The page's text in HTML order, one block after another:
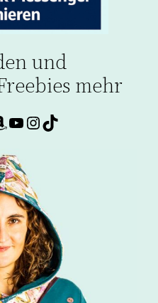
und
mehr
YouTube
Instagram
TikTok